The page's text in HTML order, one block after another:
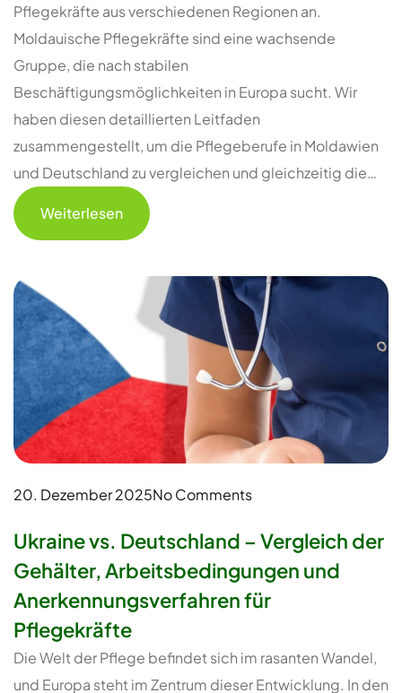
Pflegekräfte aus verschiedenen Regionen an.
Moldauische Pflegekräfte sind eine wachsende
Gruppe, die nach stabilen
Beschäftigungsmöglichkeiten in Europa sucht. Wir
haben diesen detaillierten Leitfaden
zusammengestellt, um die Pflegeberufe in Moldawien
und Deutschland zu vergleichen und gleichzeitig die…
Weiterlesen
20. Dezember 2025No Comments
Ukraine vs. Deutschland – Vergleich der
Gehälter, Arbeitsbedingungen und
Anerkennungsverfahren für
Pflegekräfte
Die Welt der Pflege befindet sich im rasanten Wandel,
und Europa steht im Zentrum dieser Entwicklung. In den